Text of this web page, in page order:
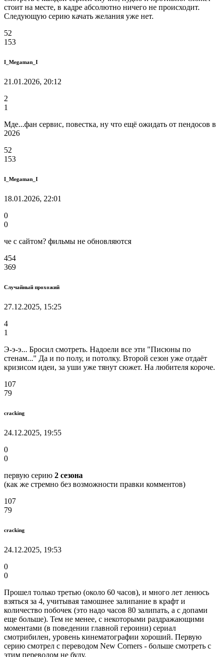
стоит на месте, в кадре абсолютно ничего не происходит.
Следующую серию качать желания уже нет.
52
153
I_Megaman_I
21.01.2026, 20:12
2
1
Мде...фан сервис, повестка, ну что ещё ожидать от пендосов в
2026
52
153
I_Megaman_I
18.01.2026, 22:01
0
0
че с сайтом? фильмы не обновляются
454
369
Случайный прохожий
27.12.2025, 15:25
4
1
Э-э-э... Бросил смотреть. Надоели все эти "Писюны по
стенам..." Да и по полу, и потолку. Второй сезон уже отдаёт
кризисом идеи, за уши уже тянут сюжет. На любителя короче.
107
79
cracking
24.12.2025, 19:55
0
0
первую серию 2 сезона
(как же стремно без возможности правки комментов)
107
79
cracking
24.12.2025, 19:53
0
0
Прошел только третью (около 60 часов), и много лет ленюсь
взяться за 4, учитывая тамошнее залипание в крафт и
количество побочек (это надо часов 80 залипать, а с допами
еще больше). Тем не менее, с некоторыми раздражающими
моментами (в поведении главной героини) сериал
смотрибилен, уровень кинематографии хороший. Первую
серию смотрел с переводом New Corners - больше смотреть с
этим переводом не буду.